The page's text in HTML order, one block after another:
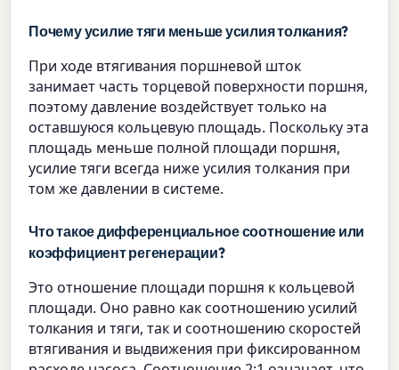
Почему усилие тяги меньше усилия толкания?
При ходе втягивания поршневой шток
занимает часть торцевой поверхности поршня,
поэтому давление воздействует только на
оставшуюся кольцевую площадь. Поскольку эта
площадь меньше полной площади поршня,
усилие тяги всегда ниже усилия толкания при
том же давлении в системе.
Что такое дифференциальное соотношение или
коэффициент регенерации?
Это отношение площади поршня к кольцевой
площади. Оно равно как соотношению усилий
толкания и тяги, так и соотношению скоростей
втягивания и выдвижения при фиксированном